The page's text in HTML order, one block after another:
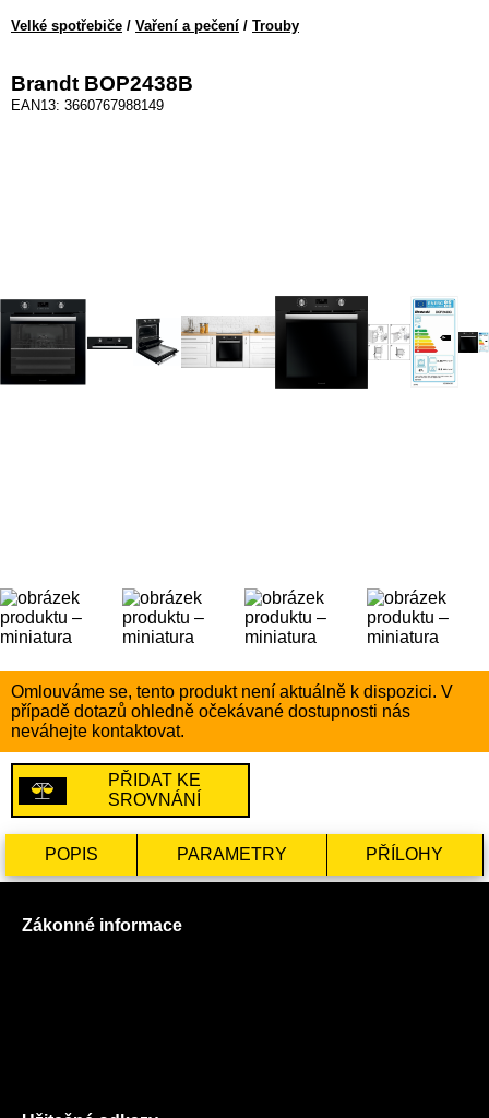
Velké spotřebiče / Vaření a pečení / Trouby
Brandt BOP2438B
EAN13: 3660767988149
Omlouváme se, tento produkt není aktuálně k dispozici. V
případě dotazů ohledně očekávané dostupnosti nás
neváhejte kontaktovat.
PŘIDAT KE
SROVNÁNÍ
POPIS PARAMETRY PŘÍLOHY
Zákonné informace